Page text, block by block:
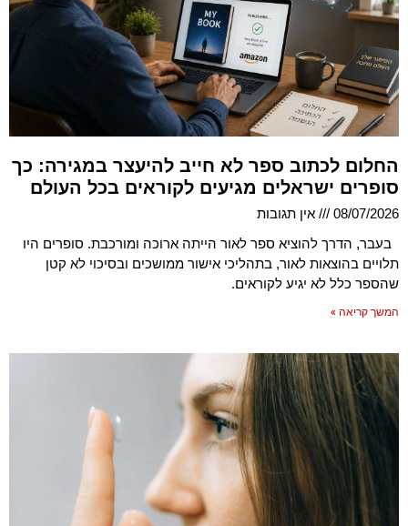
החלום לכתוב ספר לא חייב להיעצר במגירה: כך
סופרים ישראלים מגיעים לקוראים בכל העולם
08/07/2026
אין תגובות
בעבר, הדרך להוציא ספר לאור הייתה ארוכה ומורכבת. סופרים היו
תלויים בהוצאות לאור, בתהליכי אישור ממושכים ובסיכוי לא קטן
שהספר כלל לא יגיע לקוראים.
המשך קריאה »